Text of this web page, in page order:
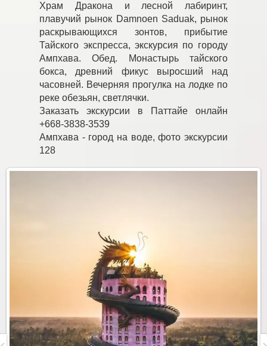
Храм Дракона и лесной лабиринт,
плавучий рынок Damnoen Saduak, рынок
раскрывающихся зонтов, прибытие
Тайского экспресса, экскурсия по городу
Ампхава. Обед. Монастырь тайского
бокса, древний фикус выросший над
часовней. Вечерняя прогулка на лодке по
реке обезьян, светлячки.
Заказать экскурсии в Паттайе онлайн
+668-3838-3539
Ампхава - город на воде, фото экскурсии
128